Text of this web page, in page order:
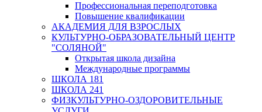
Профессиональная переподготовка
Повышение квалификации
АКАДЕМИЯ ДЛЯ ВЗРОСЛЫХ
КУЛЬТУРНО-ОБРАЗОВАТЕЛЬНЫЙ ЦЕНТР
"СОЛЯНОЙ"
Открытая школа дизайна
Международные программы
ШКОЛА 181
ШКОЛА 241
ФИЗКУЛЬТУРНО-ОЗДОРОВИТЕЛЬНЫЕ